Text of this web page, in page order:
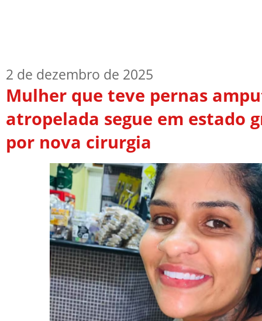
2 de dezembro de 2025
Mulher que teve pernas
atropelada segue em estado
por nova cirurgia